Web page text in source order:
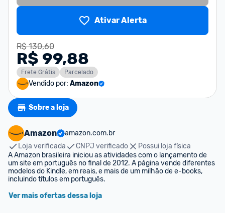
Ativar Alerta
R$ 130,60
R$ 99,88
Frete Grátis Parcelado
Vendido por: Amazon
Sobre a loja
Amazon
amazon.com.br
Loja verificada
CNPJ verificado
Possui loja física
A Amazon brasileira iniciou as atividades com o lançamento de
um site em português no final de 2012. A página vende diferentes
modelos do Kindle, em reais, e mais de um milhão de e-books,
incluindo títulos em português.
Ver mais ofertas dessa loja